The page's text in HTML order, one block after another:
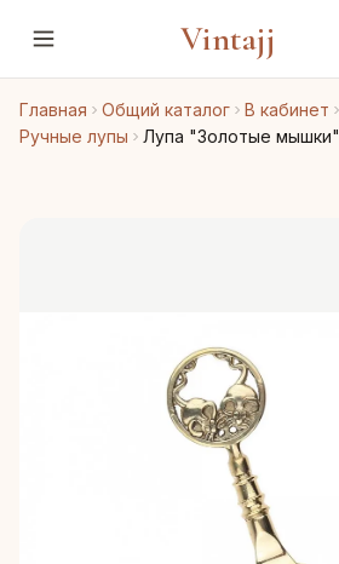
Vintajj
Главная Общий каталог В кабинет
Ручные лупы
Лупа "Золотые мышки"